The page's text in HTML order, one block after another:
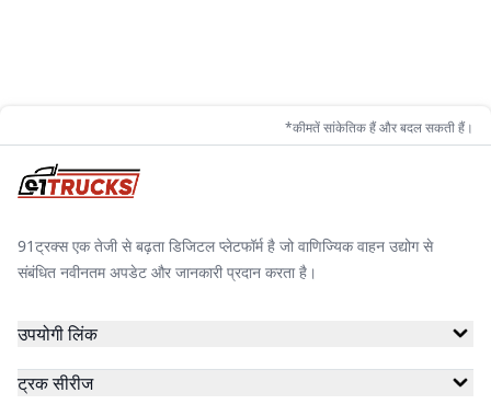
*कीमतें सांकेतिक हैं और बदल सकती हैं।
91ट्रक्स एक तेजी से बढ़ता डिजिटल प्लेटफॉर्म है जो वाणिज्यिक वाहन उद्योग से
संबंधित नवीनतम अपडेट और जानकारी प्रदान करता है।
उपयोगी लिंक
ट्रक सीरीज